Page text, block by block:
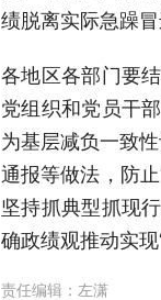
绩脱离实际急躁
各地区各部门要
党组织和党员干
为基层减负一致
通报等做法，防
坚持抓典型抓现
确政绩观推动实现
责任编辑： 左潇